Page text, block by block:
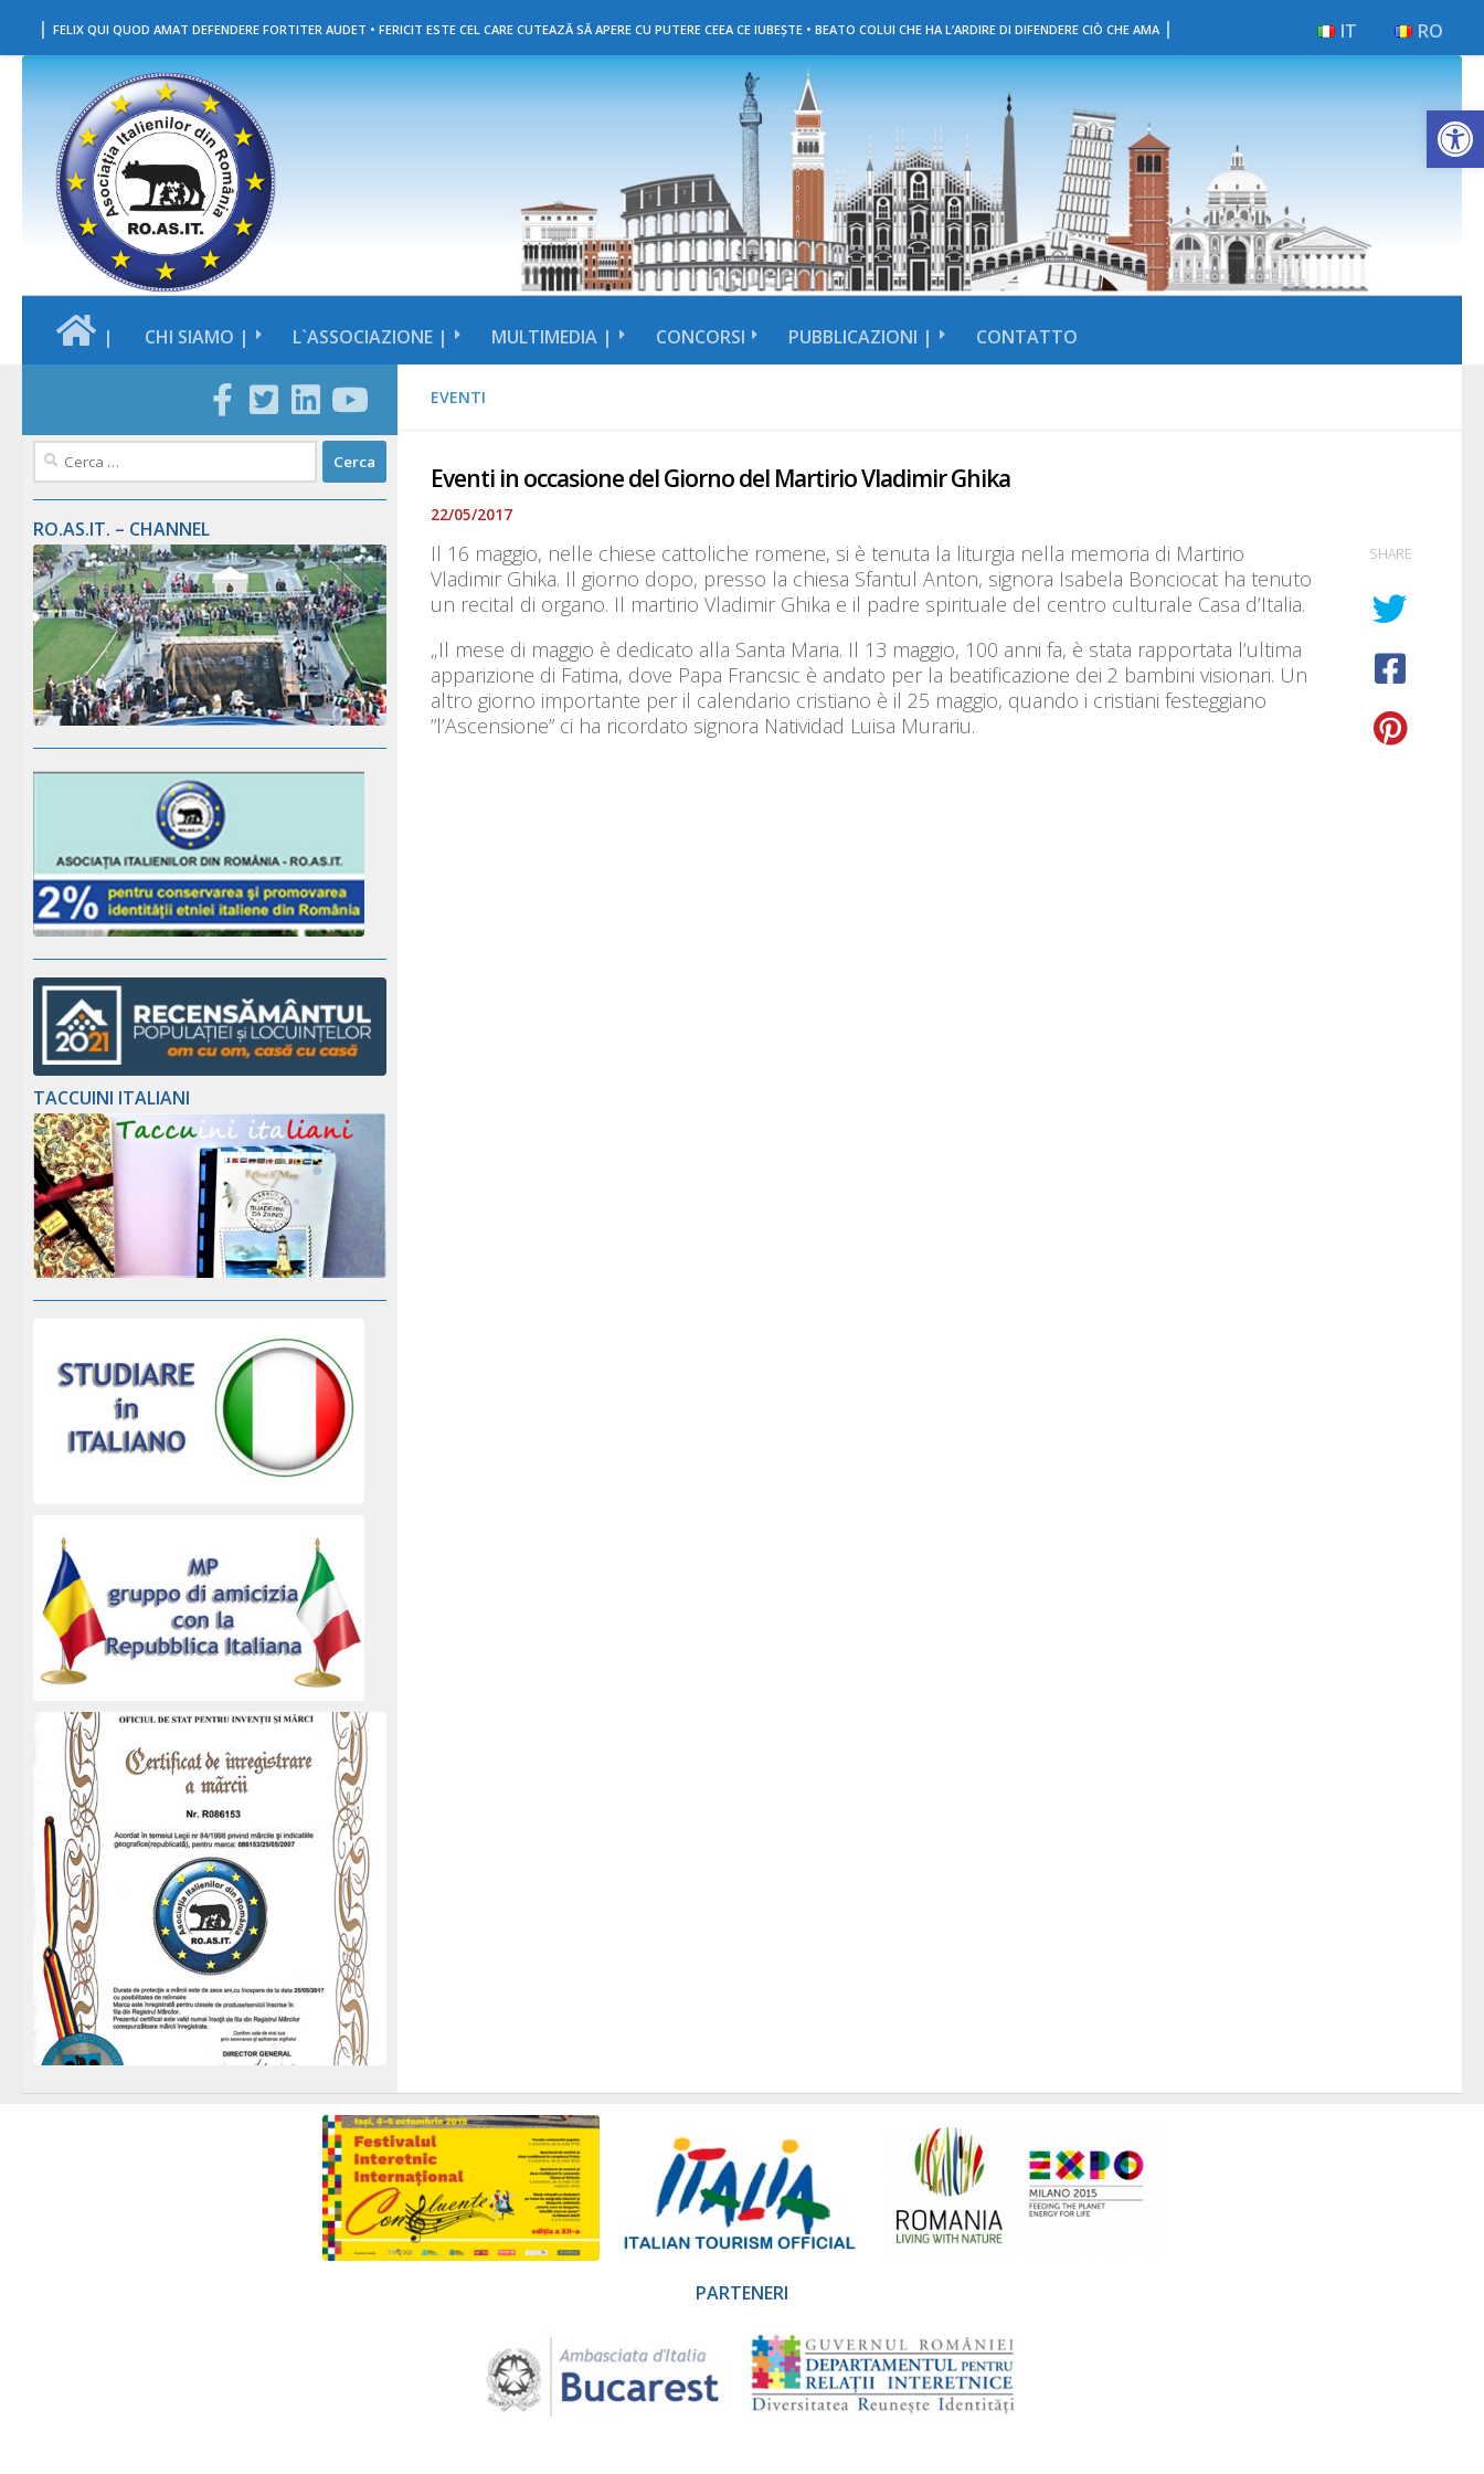
Apri la
Salta al contenuto
| FELIX QUI QUOD AMAT DEFENDERE FORTITER AUDET • FERICIT ESTE CEL CARE CUTEAZĂ SĂ APERE CU PUTERE CEEA CE IUBEȘTE • BEATO COLUI CHE HA L’ARDIRE DI DIFENDERE CIÒ CHE AMA | RO
IT
| CHI SIAMO | L`ASSOCIAZIONE | MULTIMEDIA | CONCORSI PUBBLICAZIONI | CONTATTO
EVENTI
Eventi in occasione del Giorno del Martirio Vladimir Ghika
22/05/2017
Il 16 maggio, nelle chiese cattoliche romene, si è tenuta la liturgia nella memoria di Martirio
Vladimir Ghika. Il giorno dopo, presso la chiesa Sfantul Anton, signora Isabela Bonciocat ha tenuto
un recital di organo. Il martirio Vladimir Ghika e il padre spirituale del centro culturale Casa d’Italia.
„Il mese di maggio è dedicato alla Santa Maria. Il 13 maggio, 100 anni fa, è stata rapportata l’ultima
apparizione di Fatima, dove Papa Francsic è andato per la beatificazione dei 2 bambini visionari. Un
altro giorno importante per il calendario cristiano è il 25 maggio, quando i cristiani festeggiano
”l’Ascensione” ci ha ricordato signora Natividad Luisa Murariu.
SHARE
Ricerca
RO.AS.IT. – CHANNEL
TACCUINI ITALIANI
PARTENERI